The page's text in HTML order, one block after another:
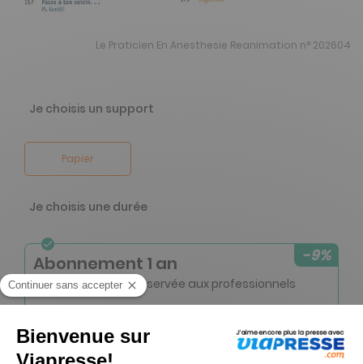
Le Praticien En Anesthesie Reanimation n° 202604
Je choisis un support
Papier
Je choisis une durée
-9%
Abonnement 1 an
6 n° • Papier Offre réservée aux professionnels
447€00